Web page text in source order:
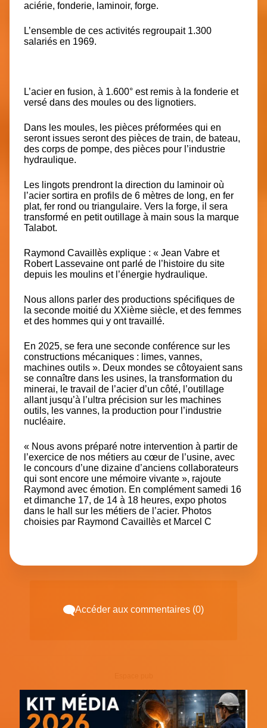
aciérie, fonderie, laminoir, forge.
L’ensemble de ces activités regroupait 1.300
salariés en 1969.
L’acier en fusion, à 1.600° est remis à la fonderie et
versé dans des moules ou des lignotiers.
Dans les moules, les pièces préformées qui en
seront issues seront des pièces de train, de bateau,
des corps de pompe, des pièces pour l’industrie
hydraulique.
Les lingots prendront la direction du laminoir où
l’acier sortira en profils de 6 mètres de long, en fer
plat, fer rond ou triangulaire. Vers la forge, il sera
transformé en petit outillage à main sous la marque
Talabot.
Raymond Cavaillès explique : « Jean Vabre et
Robert Lassevaine ont parlé de l’histoire du site
depuis les moulins et l’énergie hydraulique.
Nous allons parler des productions spécifiques de
la seconde moitié du XXième siècle, et des femmes
et des hommes qui y ont travaillé.
En 2025, se fera une seconde conférence sur les
constructions mécaniques : limes, vannes,
machines outils ». Deux mondes se côtoyaient sans
se connaître dans les usines, la transformation du
minerai, le travail de l’acier d’un côté, l’outillage
allant jusqu’à l’ultra précision sur les machines
outils, les vannes, la production pour l’industrie
nucléaire.
« Nous avons préparé notre intervention à partir de
l’exercice de nos métiers au cœur de l’usine, avec
le concours d’une dizaine d’anciens collaborateurs
qui sont encore une mémoire vivante », rajoute
Raymond avec émotion. En complément samedi 16
et dimanche 17, de 14 à 18 heures, expo photos
dans le hall sur les métiers de l’acier. Photos
choisies par Raymond Cavaillès et Marcel C
Accéder aux commentaires (0)